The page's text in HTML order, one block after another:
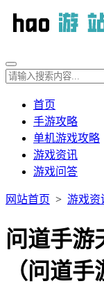
首页
手游攻略
单机游戏攻略
游戏资讯
游戏问答
网站首页 > 游戏资
问道手游
（问道